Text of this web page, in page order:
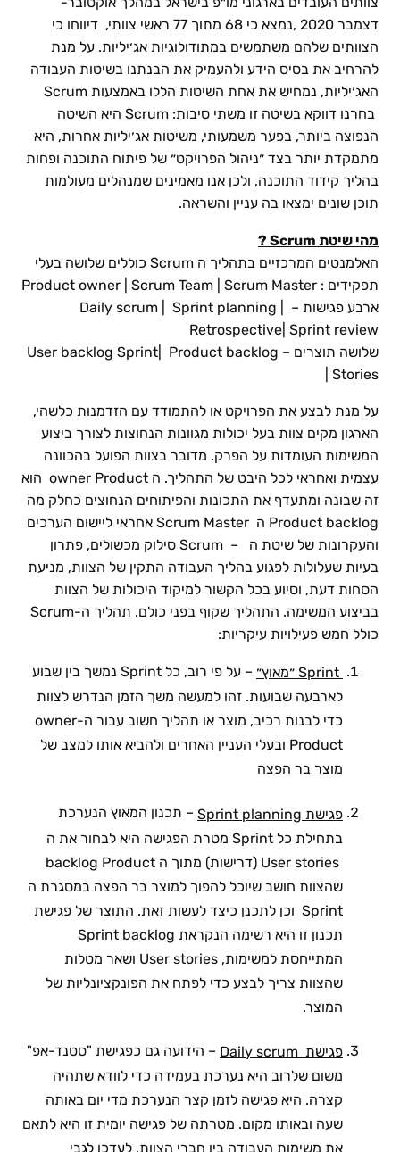
דצמבר 2020 ,נמצא כי 68 מתוך 77 ראשי צוותי, דיווחו כי
הצוותים שלהם משתמשים במתודולוגיות אג׳יליות. על מנת
להרחיב את בסיס הידע ולהעמיק את הבנתנו בשיטות העבודה
האג׳יליות, נמחיש את אחת השיטות הללו באמצעות Scrum
בחרנו דווקא בשיטה זו משתי סיבות: Scrum היא השיטה
הנפוצה ביותר, בפער משמעותי, משיטות אג׳יליות אחרות, היא
מתמקדת יותר בצד ״ניהול הפרויקט״ של פיתוח התוכנה ופחות
בהליך קידוד התוכנה, ולכן אנו מאמינים שמנהלים מעולמות
תוכן שונים ימצאו בה עניין והשראה.
מהי שיטת Scrum ?
האלמנטים המרכזיים בתהליך ה Scrum כוללים שלושה בעלי
תפקידים : Product owner | Scrum Team | Scrum Master
ארבע פגישות – Daily scrum | Sprint planning |
Retrospective| Sprint review
שלושה תוצרים – User backlog Sprint| Product backlog
| Stories
על מנת לבצע את הפרויקט או להתמודד עם הזדמנות כלשהי,
הארגון מקים צוות בעל יכולות מגוונות הנחוצות לצורך ביצוע
המשימות העומדות על הפרק. מדובר בצוות הפועל בהכוונה
עצמית ואחראי לכל היבט של התהליך. ה owner Product הוא
זה שבונה ומתעדף את התכונות והפיתוחים הנחוצים כחלק מה
Product backlog ה Scrum Master אחראי ליישום הערכים
והעקרונות של שיטת ה – Scrum סילוק מכשולים, פתרון
בעיות שעלולות לפגוע בהליך העבודה התקין של הצוות, מניעת
הסחות דעת, וסיוע בכל הקשור למיקוד היכולות של הצוות
בביצוע המשימה. התהליך שקוף בפני כולם. תהליך ה-Scrum
כולל חמש פעילויות עיקריות:
– על פי רוב, כל Sprint נמשך בין שבוע
לארבעה שבועות. זהו למעשה משך הזמן הנדרש לצוות
כדי לבנות רכיב, מוצר או תהליך חשוב עבור ה-owner
Product ובעלי העניין האחרים ולהביא אותו למצב של
מוצר בר הפצה
פגישת Sprint planning
– תכנון המאוץ הנערכת
בתחילת כל Sprint מטרת הפגישה היא לבחור את ה
User stories (דרישות) מתוך ה backlog Product
שהצוות חושב שיוכל להפוך למוצר בר הפצה במסגרת ה
Sprint וכן לתכנן כיצד לעשות זאת. התוצר של פגישת
תכנון זו היא רשימה הנקראת Sprint backlog
המתייחסת למשימות, User stories ושאר מטלות
שהצוות צריך לבצע כדי לפתח את הפונקציונליות של
המוצר.
פגישת Daily scrum
– הידועה גם כפגישת "סטנד-אפ"
משום שלרוב היא נערכת בעמידה כדי לוודא שתהיה
קצרה. היא פגישה לזמן קצר הנערכת מדי יום באותה
שעה ובאותו מקום. מטרתה של פגישה יומית זו היא לתאם
את משימות העבודה בין חברי הצוות, לעדכן לגבי